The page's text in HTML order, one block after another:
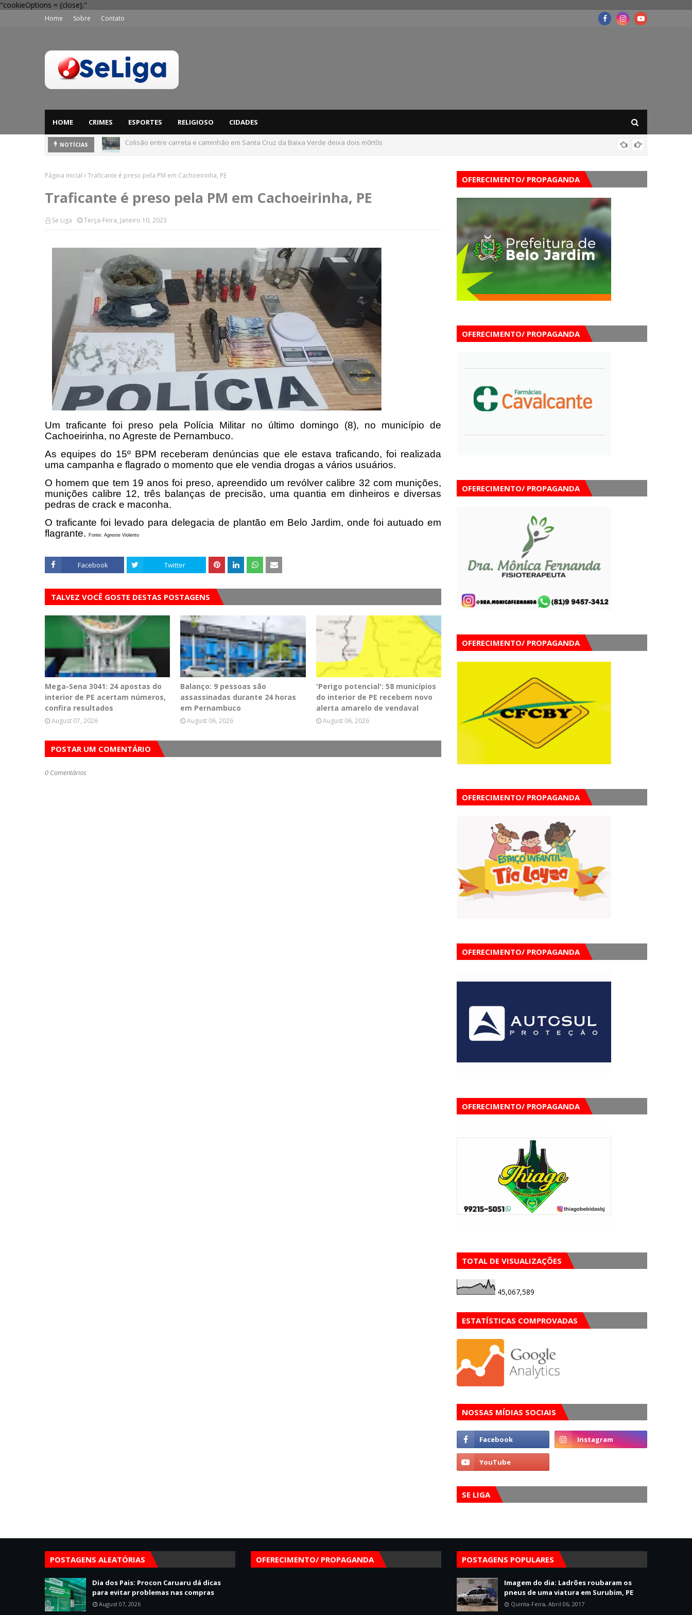
"cookieOptions = {close};"
Home Sobre Contato
HOME CRIMES ESPORTES RELIGIOSO CIDADES
NOTÍCIAS
Dia dos Pais: Procon Caruaru dá dicas para evitar problemas nas compras
Página inicial Traficante é preso pela PM em Cachoeirinha, PE
Traficante é preso pela PM em Cachoeirinha, PE
Se Liga Terça-Feira, Janeiro 10, 2023
Um traficante foi preso pela Polícia Militar no último domingo (8), no município de
Cachoeirinha, no Agreste de Pernambuco.
As equipes do 15º BPM receberam denúncias que ele estava traficando, foi realizada
uma campanha e flagrado o momento que ele vendia drogas a vários usuários.
O homem que tem 19 anos foi preso, apreendido um revólver calibre 32 com munições,
munições calibre 12, três balanças de precisão, uma quantia em dinheiros e diversas
pedras de crack e maconha.
O traficante foi levado para delegacia de plantão em Belo Jardim, onde foi autuado em
flagrante.
Fonte: Agreste Violento
Facebook Twitter
TALVEZ VOCÊ GOSTE DESTAS POSTAGENS
Mega-Sena 3041: 24 apostas do
interior de PE acertam números,
confira resultados
August 07, 2026
Balanço: 9 pessoas são
assassinadas durante 24 horas
em Pernambuco
August 06, 2026
'Perigo potencial': 58 municípios
do interior de PE recebem novo
alerta amarelo de vendaval
August 06, 2026
POSTAR UM COMENTÁRIO
0 Comentários
OFERECIMENTO/ PROPAGANDA
OFERECIMENTO/ PROPAGANDA
OFERECIMENTO/ PROPAGANDA
OFERECIMENTO/ PROPAGANDA
OFERECIMENTO/ PROPAGANDA
OFERECIMENTO/ PROPAGANDA
OFERECIMENTO/ PROPAGANDA
TOTAL DE VISUALIZAÇÕES
45,067,589
ESTATÍSTICAS COMPROVADAS
NOSSAS MÍDIAS SOCIAIS
SE LIGA
POSTAGENS ALEATÓRIAS
Dia dos Pais: Procon Caruaru dá dicas
para evitar problemas nas compras
August 07, 2026
OFERECIMENTO/ PROPAGANDA POSTAGENS POPULARES
Imagem do dia: Ladrões roubaram os
pneus de uma viatura em Surubim, PE
Quinta-Feira, Abril 06, 2017